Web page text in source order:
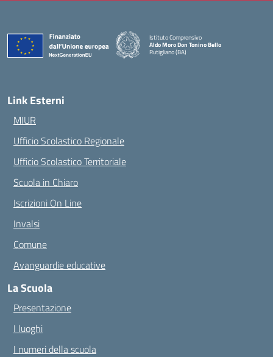
Istituto Comprensivo
Aldo Moro Don Tonino Bello
Rutigliano (BA)
— Visita la pagina iniziale della scuola
Link Esterni
MIUR
Ufficio Scolastico Regionale
Ufficio Scolastico Territoriale
Scuola in Chiaro
Iscrizioni On Line
Invalsi
Comune
Avanguardie educative
La Scuola
Presentazione
I luoghi
I numeri della scuola